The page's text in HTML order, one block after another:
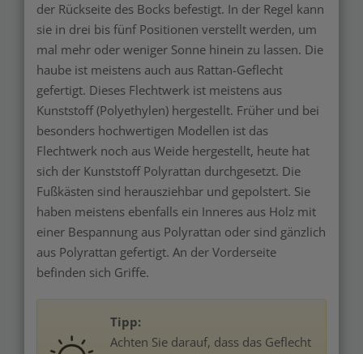
der Rückseite des Bocks befestigt. In der Regel kann
sie in drei bis fünf Positionen verstellt werden, um
mal mehr oder weniger Sonne hinein zu lassen. Die
haube ist meistens auch aus Rattan-Geflecht
gefertigt. Dieses Flechtwerk ist meistens aus
Kunststoff (Polyethylen) hergestellt. Früher und bei
besonders hochwertigen Modellen ist das
Flechtwerk noch aus Weide hergestellt, heute hat
sich der Kunststoff Polyrattan durchgesetzt. Die
Fußkästen sind herausziehbar und gepolstert. Sie
haben meistens ebenfalls ein Inneres aus Holz mit
einer Bespannung aus Polyrattan oder sind gänzlich
aus Polyrattan gefertigt. An der Vorderseite
befinden sich Griffe.
Tipp:
Achten Sie darauf, dass das Geflecht